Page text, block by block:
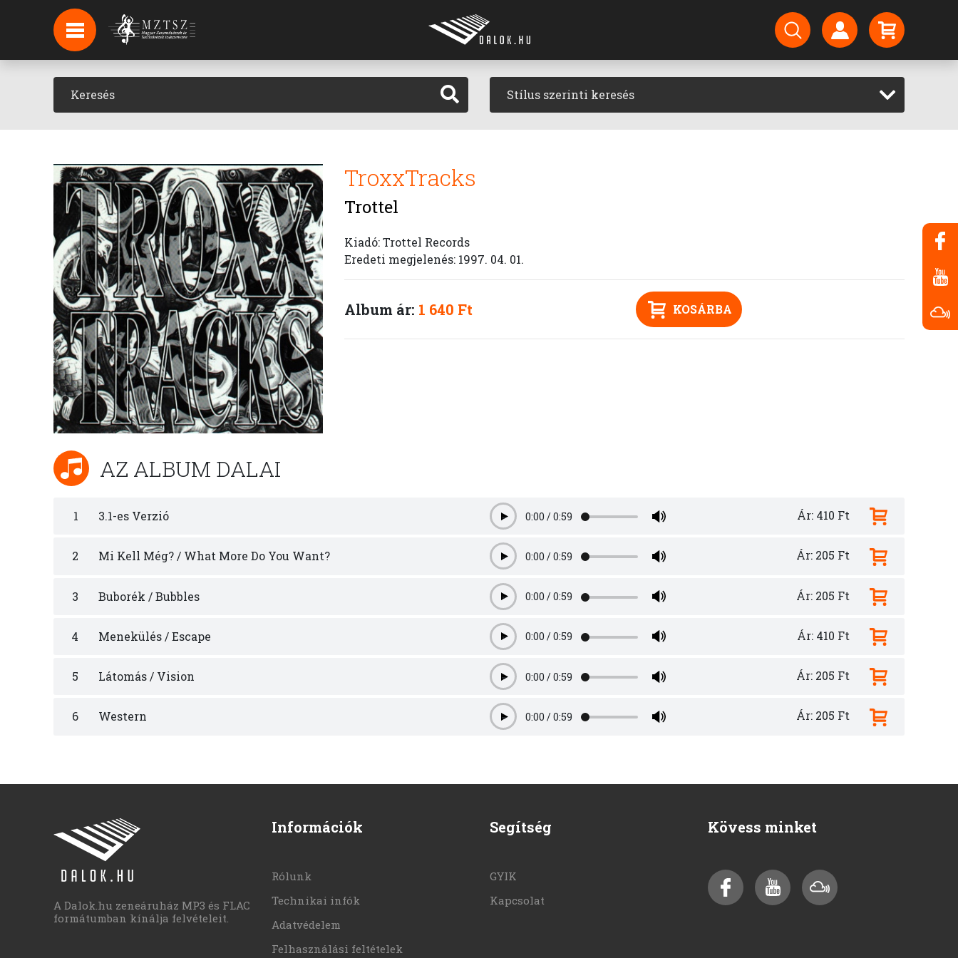
HÍREK
HÍRLEVÉL FELIRATKOZÁS
PODCAST Stílus szerinti keresés
TroxxTracks
Trottel
Kiadó: Trottel Records
Eredeti megjelenés: 1997. 04. 01.
Album ár: 1 640 Ft KOSÁRBA
AZ ALBUM DALAI
1 3.1-es Verzió Play0:00 /0:59 Ár: 410 Ft
2 Mi Kell Még? / What More Do You Want? Play0:00 /0:59 Ár: 205 Ft
3 Buborék / Bubbles Play0:00 /0:59 Ár: 205 Ft
4 Menekülés / Escape Play0:00 /0:59 Ár: 410 Ft
5 Látomás / Vision Play0:00 /0:59 Ár: 205 Ft
6 Western Play0:00 /0:59 Ár: 205 Ft
A Dalok.hu zeneáruház MP3 és FLAC
formátumban kínálja felvételeit.
Információk
Rólunk
Technikai infók
Adatvédelem
Felhasználási feltételek
Segítség
GYIK
Kapcsolat
Kövess minket